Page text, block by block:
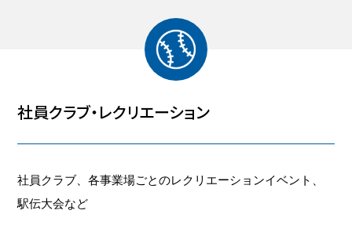
社員クラブ・レクリエーション
社員クラブ、各事業場ごとのレクリエーションイベント、
駅伝大会など